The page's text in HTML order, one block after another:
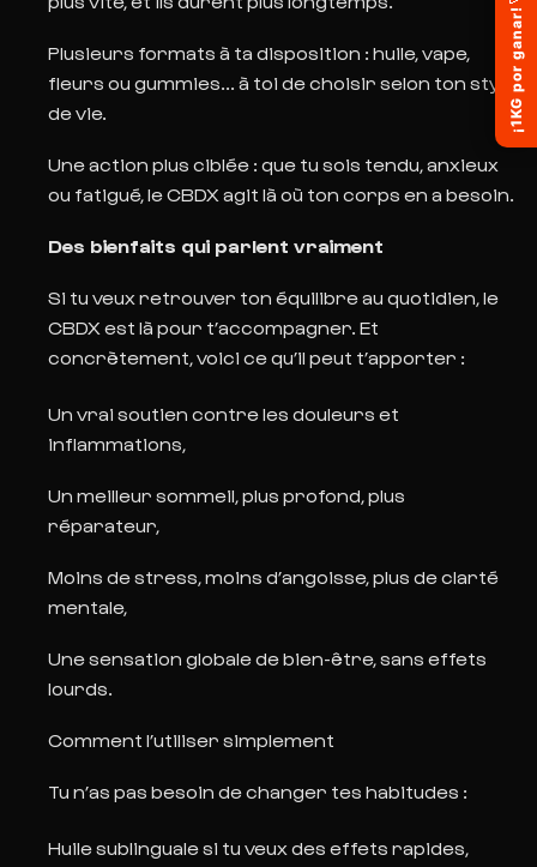
Plusieurs formats à ta disposition : huile, vape,
fleurs ou gummies... à toi de choisir selon ton style
de vie.
Une action plus ciblée : que tu sois tendu, anxieux
ou fatigué, le CBDX agit là où ton corps en a besoin.
Des bienfaits qui parlent vraiment
Si tu veux retrouver ton équilibre au quotidien, le
CBDX est là pour t’accompagner. Et
concrètement, voici ce qu’il peut t’apporter :
Un vrai soutien contre les douleurs et
inflammations,
Un meilleur sommeil, plus profond, plus
réparateur,
Moins de stress, moins d’angoisse, plus de clarté
mentale,
Une sensation globale de bien-être, sans effets
lourds.
Comment l’utiliser simplement
Tu n’as pas besoin de changer tes habitudes :
Huile sublingualesi tu veux des effets rapides,
¡1KG por ganar!